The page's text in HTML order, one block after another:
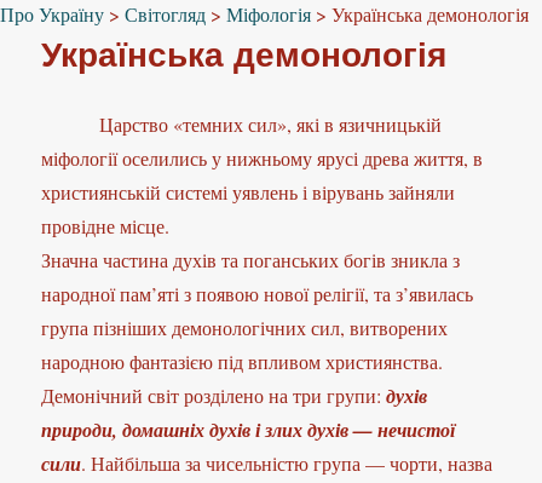
Про Україну > Світогляд > Міфологія > Українська демонологія
Українська демонологія
Царство «темних сил», які в язичницькій
міфології оселились у нижньому ярусі древа життя, в
християнській системі уявлень і вірувань зайняли
провідне місце.
Значна частина духів та поганських богів зникла з
народної пам’яті з появою нової релігії, та з’явилась
група пізніших демонологічних сил, витворених
народною фантазією під впливом християнства.
Демонічний світ розділено на три групи:духів
природи, домашніх духів і злих духів — нечистої
сили. Найбільша за чисельністю група — чорти, назва